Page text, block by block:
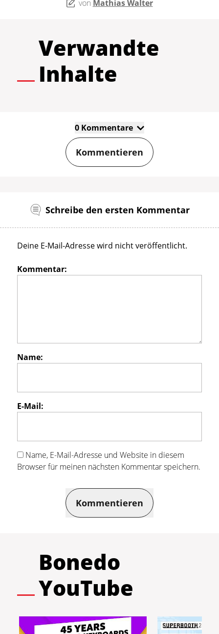
von Mathias Walter
Verwandte
Inhalte
0 Kommentare
Kommentieren
Schreibe den ersten Kommentar
Deine E-Mail-Adresse wird nicht veröffentlicht.
Kommentar:
Name:
E-Mail:
Name, E-Mail-Adresse und Website in diesem
Browser für meinen nächsten Kommentar speichern.
Kommentieren
Bonedo
YouTube